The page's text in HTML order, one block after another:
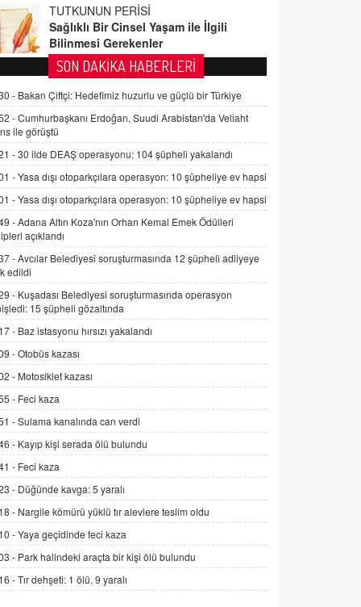
Bilinmesi Gerekenler
08.11.2024 13:16
FARUK ÖNALAN
Tezkere Onaylanmasaydı…
2 Kasım 2021 Salı 00:11
AV. DOĞAN CAN DOĞAN
Kişisel verilerin korunması ve dijital
hukukun gelişimi
15.09.2025 16:17
SEHER EREK
Kış Ayları Geldi, Hangi Önlemler
Alınmalı?
İNCİ GÜL AKÖL
Trump Keşke Adana'yı da Ziyaret Etse...
06.07.2026 13:00
ADEM AKÖL
Esed Destekçilerinin Yüzüne Vurulan
Şamar: Sednaya
11.12.2024 12:30
DR. EKREM ASLAN
Gerçek Ne, Algı Ne? "Beraber
Yürüyoruz" Cümlesinin Peşinden
19.07.2025 12:45
GÖNÜL MENEKŞE
Şifacının Yolu
04.11.2025 12:56
SON DAKİKA HABERLERİ
- Bakan Çiftçi: Hedefimiz huzurlu ve güçlü bir Türkiye
-Cumhurbaşkanı Erdoğan, Suudi Arabistan'da Veliaht
ile görüştü
-30 ilde DEAŞ operasyonu: 104 şüpheli yakalandı
-Yasa dışı otoparkçılara operasyon: 10 şüpheliye ev hapsi
-Yasa dışı otoparkçılara operasyon: 10 şüpheliye ev hapsi
-Adana Altın Koza'nın Orhan Kemal Emek Ödülleri
açıklandı
-Avcılar Belediyesi soruşturmasında 12 şüpheli adliyeye
edildi
- Kuşadası Belediyesi soruşturmasında operasyon
15 şüpheli gözaltında
- Baz istasyonu hırsızı yakalandı
-Otobüs kazası
- Motosiklet kazası
- Feci kaza
-Sulama kanalında can verdi
- Kayıp kişi serada ölü bulundu
- Feci kaza
- Düğünde kavga: 5 yaralı
- Nargile kömürü yüklü tır alevlere teslim oldu
-Yaya geçidinde feci kaza
- Park halindeki araçta bir kişi ölü bulundu
-Tır dehşeti: 1 ölü, 9 yaralı